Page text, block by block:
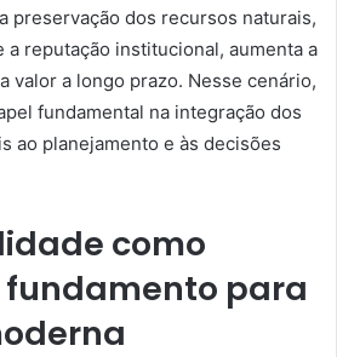
preservação dos recursos naturais,
a reputação institucional, aumenta a
valor a longo prazo. Nesse cenário,
fundamental na integração dos
ao planejamento e às decisões
como
para